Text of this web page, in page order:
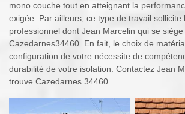
mono couche tout en atteignant la
exigée. Par ailleurs, ce type de travail sollicite
professionnel dont Jean Marcelin qui se siège
Cazedarnes34460. En fait, le choix de
configuration de votre nécessite de
durabilité de votre isolation. Contactez Jean
trouve Cazedarnes 34460.